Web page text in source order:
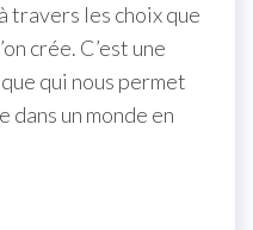
travers les choix que
crée. C’est une
qui nous permet
un monde en